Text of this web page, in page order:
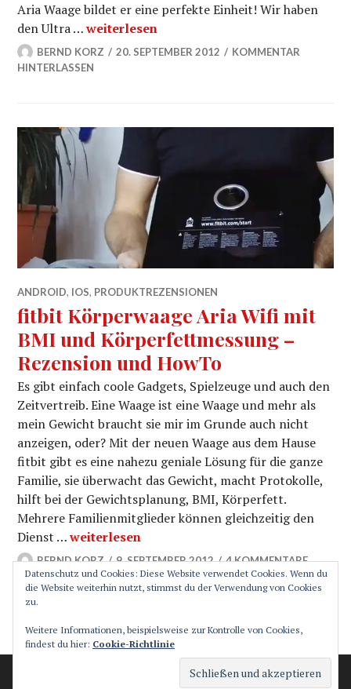
Aria Waage bildet er eine perfekte Einheit! Wir haben
den Ultra …fitbit Ultra Tracker – Rezension und HowTo
weiterlesen
BERND KORZ 20. SEPTEMBER 2012
KOMMENTAR
HINTERLASSEN
ANDROID, IOS, PRODUKTREZENSIONEN
fitbit Körperwaage Aria Wifi mit
BMI und Körperfettmessung –
Rezension und HowTo
Es gibt einfach coole Gadgets, Spielzeuge und auch den
Zeitvertreib. Eine Waage ist eine Waage und mehr als
mein Gewicht braucht sie mir im Grunde auch nicht
anzeigen, oder? Mit der neuen Waage aus dem Hause
fitbit gibt es eine nahezu geniale Lösung für die ganze
Familie, sie überwacht das Gewicht, macht Protokolle,
hilft bei der Gewichtsplanung, BMI, Körperfett.
Mehrere Familienmitglieder können gleichzeitig den
Dienst …fitbit Körperwaage Aria Wifi mit BMI und
weiterlesen
BERND KORZ 9. SEPTEMBER 2012 4 KOMMENTARE
Stolz präsentiert von WordPress
Theme: Canard von
Datenschutz und Cookies: Diese Website verwendet Cookies. Wenn du
die Website weiterhin nutzt, stimmst du der Verwendung von Cookies
zu.
Weitere Informationen, beispielsweise zur Kontrolle von Cookies,
findest du hier: Cookie-Richtlinie